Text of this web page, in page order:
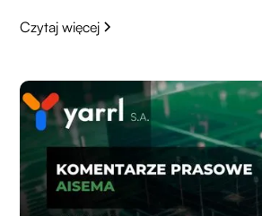
Czytaj więcej